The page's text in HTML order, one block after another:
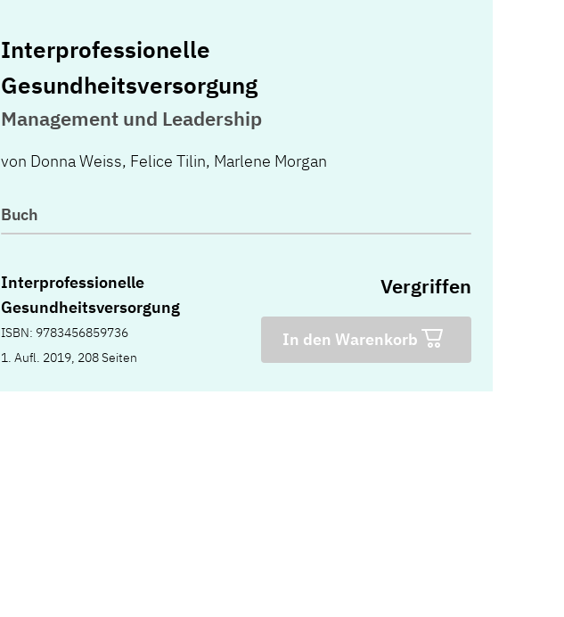
Interprofessionelle
Gesundheitsversorgung
Management und Leadership
von Donna Weiss, Felice Tilin, Marlene Morgan
Buch
Interprofessionelle
Gesundheitsversorgung
ISBN: 9783456859736
1. Aufl. 2019, 208 Seiten
Vergriffen
In den Warenkorb